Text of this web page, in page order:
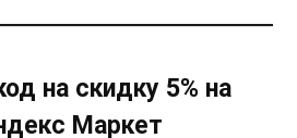
на скидку 5% на
Маркет